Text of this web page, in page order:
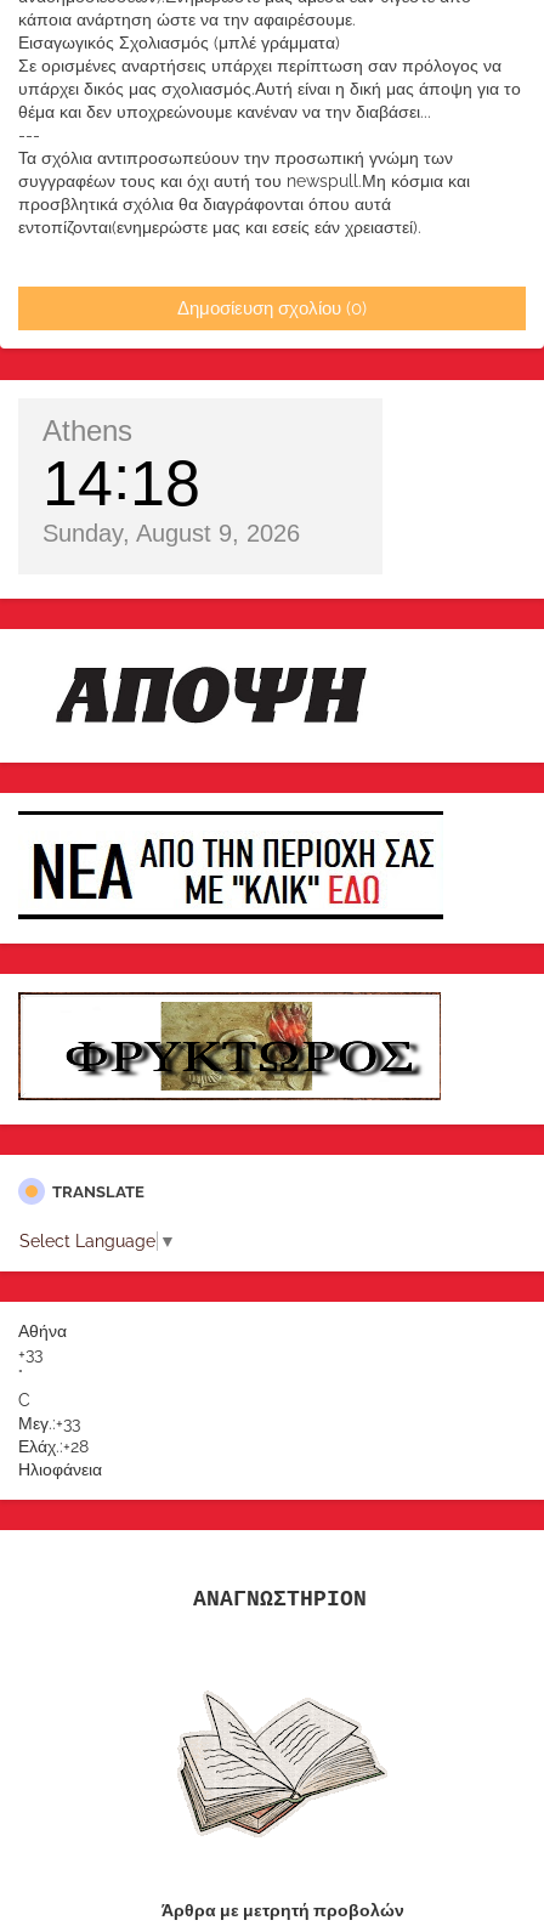
κάποια ανάρτηση ώστε να την αφαιρέσουμε.
Εισαγωγικός Σχολιασμός (μπλέ γράμματα)
Σε ορισμένες αναρτήσεις υπάρχει περίπτωση σαν πρόλογος να
υπάρχει δικός μας σχολιασμός.Αυτή είναι η δική μας άποψη για το
θέμα και δεν υποχρεώνουμε κανέναν να την διαβάσει...
---
Τα σχόλια αντιπροσωπεύουν την προσωπική γνώμη των
συγγραφέων τους και όχι αυτή του newspull.Μη κόσμια και
προσβλητικά σχόλια θα διαγράφονται όπου αυτά
εντοπίζονται(ενημερώστε μας και εσείς εάν χρειαστεί).
Δημοσίευση σχολίου (0)
Athens
14 18
Sunday, August 9, 2026
TRANSLATE
Select Language ▼
Αθήνα
+33
°
C
Μεγ.:+33
Ελάχ.:+28
Ηλιοφάνεια
ΑΝΑΓΝΩΣΤΗΡΙΟΝ
Άρθρα με μετρητή προβολών